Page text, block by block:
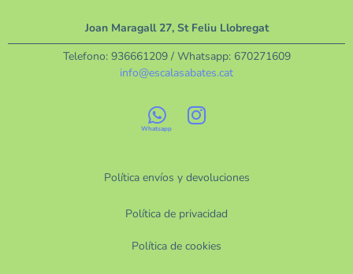
Política envíos y devoluciones
Política de privacidad
Política de cookies
Joan Maragall 27, St Feliu Llobregat
Telefono: 936661209/ Whatsapp: 670271609
info@escalasabates.cat